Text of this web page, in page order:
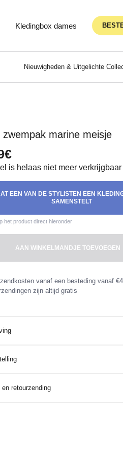
Kledingbox dames
Nieuwigheden & Uitgelichte
zwempak marine meisje
is helaas niet meer verkrijgbaar
EEN VAN DE STYLISTEN EEN
SAMENSTELT
het product direct hieronder
AAN WINKELMANDJE TOEVOEGEN
vanaf een besteding vanaf
zijn altijd gratis
en retourzending